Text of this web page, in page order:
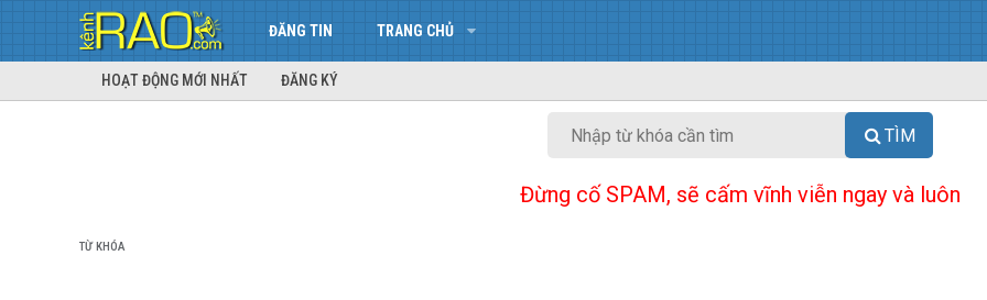
ĐĂNG TIN TRANG CHỦ
HOẠT ĐỘNG MỚI NHẤT ĐĂNG KÝ
TÌM
Đừng cố SPAM, sẽ cấm vĩnh viễn ngay và luôn
TỪ KHÓA